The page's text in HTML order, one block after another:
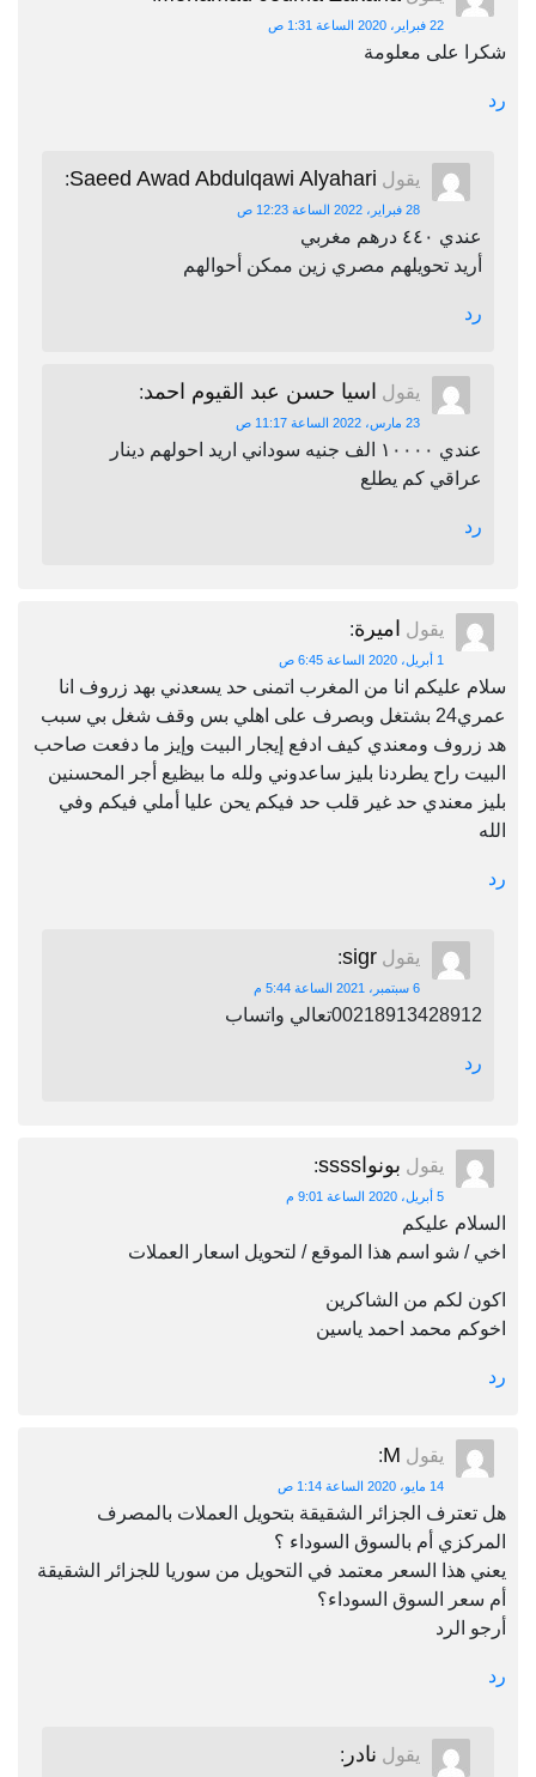
22 فبراير، 2020 الساعة 1:31 ص
شكرا على معلومة
رد
يقول Saeed Awad Abdulqawi Alyahari
:
28 فبراير، 2022 الساعة 12:23 ص
عندي ٤٤٠ درهم مغربي
أريد تحويلهم مصري زين ممكن أحوالهم
رد
يقول اسيا حسن عبد القيوم احمد:
23 مارس، 2022 الساعة 11:17 ص
عندي ١٠٠٠٠ الف جنيه سوداني اريد احولهم دينار
عراقي كم يطلع
رد
يقول اميرة:
1 أبريل، 2020 الساعة 6:45 ص
سلام عليكم انا من المغرب اتمنى حد يسعدني بهد زروف انا
عمري24 بشتغل وبصرف على اهلي بس وقف شغل بي سبب
هد زروف ومعندي كيف ادفع إيجار البيت وإيز ما دفعت صاحب
البيت راح يطردنا بليز ساعدوني ولله ما بيظيع أجر المحسنين
بليز معندي حد غير قلب حد فيكم يحن عليا أملي فيكم وفي
الله
رد
يقول sigr
:
6 سبتمبر، 2021 الساعة 5:44 م
00218913428912تعالي واتساب
رد
يقول بونواssss :
5 أبريل، 2020 الساعة 9:01 م
السلام عليكم
اخي / شو اسم هذا الموقع / لتحويل اسعار العملات
اكون لكم من الشاكرين
اخوكم محمد احمد ياسين
رد
يقول M
:
14 مايو، 2020 الساعة 1:14 ص
هل تعترف الجزائر الشقيقة بتحويل العملات بالمصرف
المركزي أم بالسوق السوداء ؟
يعني هذا السعر معتمد في التحويل من سوريا للجزائر الشقيقة
أم سعر السوق السوداء؟
أرجو الرد
رد
يقول نادر :